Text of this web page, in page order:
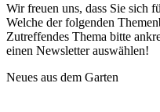
Wir freuen uns, dass Sie sich
Welche der folgenden
Zutreffendes Thema bitte
einen Newsletter auswählen!
Neues aus dem Garten